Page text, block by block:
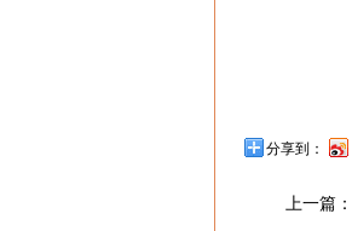
分享到：
上一篇：